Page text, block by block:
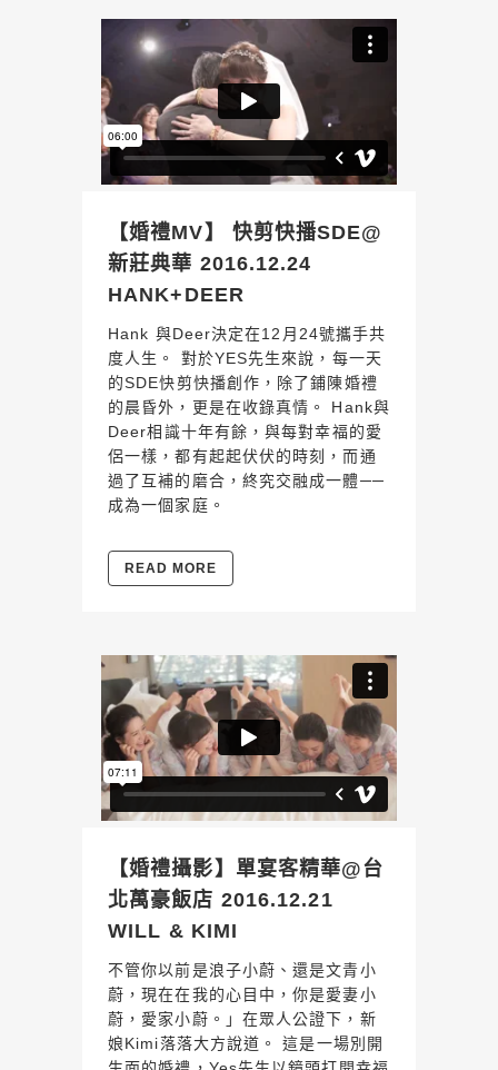
【婚禮MV】 快剪快播SDE@
新莊典華 2016.12.24
HANK+DEER
Hank 與Deer決定在12月24號攜手共
度人生。 對於YES先生來說，每一天
的SDE快剪快播創作，除了鋪陳婚禮
的晨昏外，更是在收錄真情。 Hank與
Deer相識十年有餘，與每對幸福的愛
侶一樣，都有起起伏伏的時刻，而通
過了互補的磨合，終究交融成一體──
成為一個家庭。
READ MORE
【婚禮攝影】單宴客精華@台
北萬豪飯店 2016.12.21
WILL & KIMI
不管你以前是浪子小蔚、還是文青小
蔚，現在在我的心目中，你是愛妻小
蔚，愛家小蔚。」在眾人公證下，新
娘Kimi落落大方說道。 這是一場別開